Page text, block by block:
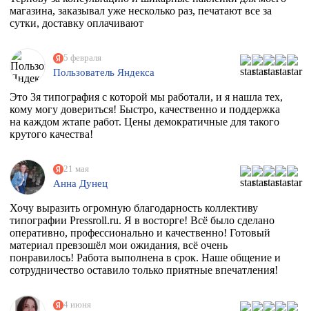
магазина, заказывал уже несколько раз, печатают все за
сутки, доставку оплачивают
5 февраля
Пользователь Яндекса
Это 3я типография с которой мы работали, и я нашла тех,
кому могу довериться! Быстро, качественно и поддержка
на каждом жтапе работ. Цены демократичные для такого
крутого качества!
21 мая
Анна Дунец
Хочу выразить огромную благодарность коллективу
типографии Pressroll.ru. Я в восторге! Всё было сделано
оперативно, профессионально и качественно! Готовый
материал превзошёл мои ожидания, всё очень
понравилось! Работа выполнена в срок. Наше общение и
сотрудничество оставило только приятные впечатления!
4 июня